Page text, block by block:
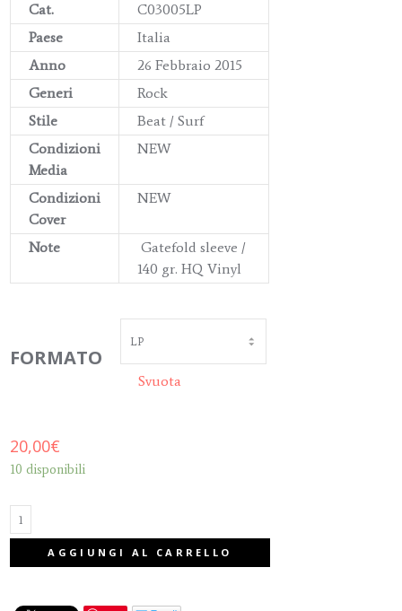
Cat.
C03005LP
Paese
Italia
Anno
26 Febbraio 2015
Generi
Rock
Stile
Beat / Surf
Condizioni
Media
NEW
Condizioni
Cover
NEW
Note
Gatefold sleeve /
140 gr. HQ Vinyl
FORMATO
Svuota
20,00€
10 disponibili
LUIS
AGGIUNGI AL CARRELLO